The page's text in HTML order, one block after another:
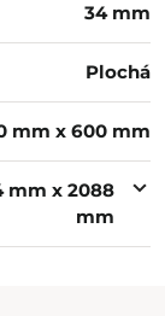
34 mm
Plochá
1 x 600 mm x 600 mm
mm